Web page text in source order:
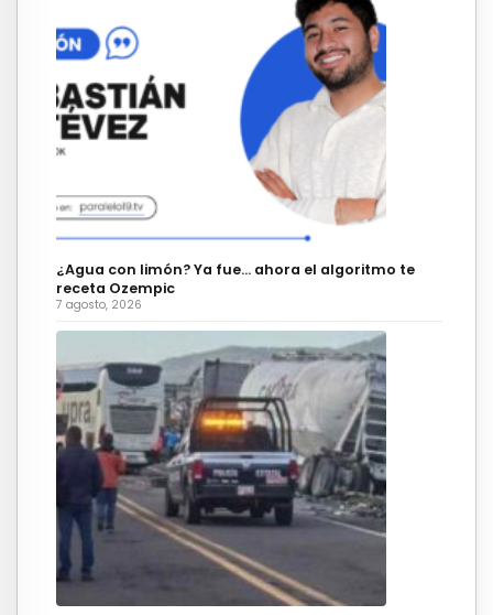
¿Agua con limón? Ya fue… ahora el algoritmo te
receta Ozempic
7 agosto, 2026